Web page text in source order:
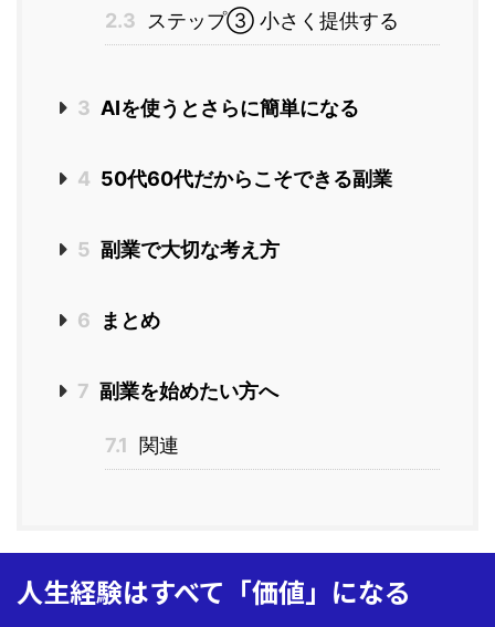
2.3 ステップ③ 小さく提供する
3 AIを使うとさらに簡単になる
4 50代60代だからこそできる副業
5 副業で大切な考え方
6 まとめ
7 副業を始めたい方へ
7.1 関連
人生経験はすべて「価値」になる